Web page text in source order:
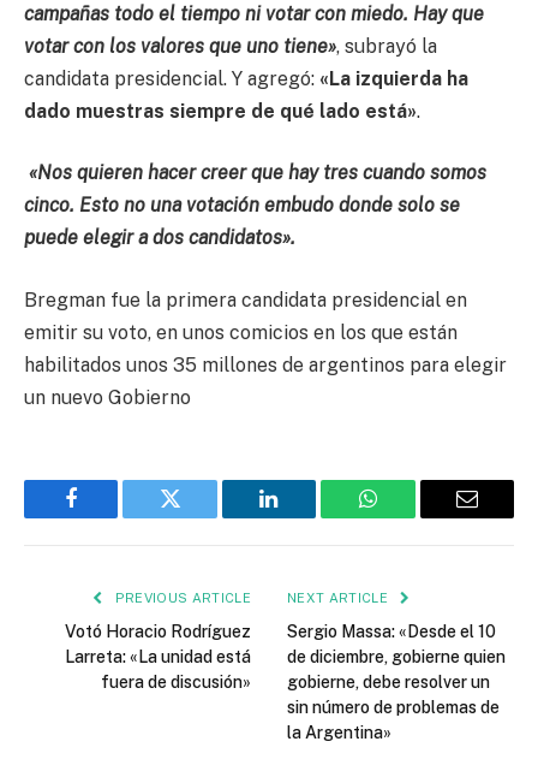
campañas todo el tiempo ni votar con miedo. Hay que
votar con los valores que uno tiene», subrayó la
candidata presidencial. Y agregó: «La izquierda ha
dado muestras siempre de qué lado está».
«Nos quieren hacer creer que hay tres cuando somos
cinco. Esto no una votación embudo donde solo se
puede elegir a dos candidatos».
Bregman fue la primera candidata presidencial en
emitir su voto, en unos comicios en los que están
habilitados unos 35 millones de argentinos para elegir
un nuevo Gobierno
Facebook Twitter LinkedIn WhatsApp Email
PREVIOUS ARTICLE
Votó Horacio Rodríguez
Larreta: «La unidad está
fuera de discusión»
NEXT ARTICLE
Sergio Massa: «Desde el 10
de diciembre, gobierne quien
gobierne, debe resolver un
sin número de problemas de
la Argentina»